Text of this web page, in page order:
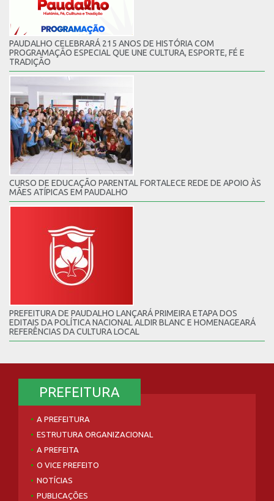
PAUDALHO CELEBRARÁ 215 ANOS DE HISTÓRIA COM
PROGRAMAÇÃO ESPECIAL QUE UNE CULTURA, ESPORTE, FÉ E
TRADIÇÃO
CURSO DE EDUCAÇÃO PARENTAL FORTALECE REDE DE APOIO ÀS
MÃES ATÍPICAS EM PAUDALHO
PREFEITURA DE PAUDALHO LANÇARÁ PRIMEIRA ETAPA DOS
EDITAIS DA POLÍTICA NACIONAL ALDIR BLANC E HOMENAGEARÁ
REFERÊNCIAS DA CULTURA LOCAL
PREFEITURA
A PREFEITURA
ESTRUTURA ORGANIZACIONAL
A PREFEITA
O VICE PREFEITO
NOTÍCIAS
PUBLICAÇÕES